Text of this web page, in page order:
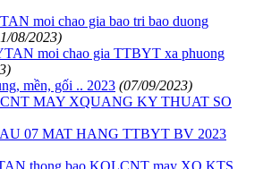
moi chao gia bao tri bao duong
08/2023)
moi chao gia TTBYT xa phuong
mền, gối .. 2023 (07/09/2023)
MAY XQUANG KY THUAT SO
07 MAT HANG TTBYT BV 2023